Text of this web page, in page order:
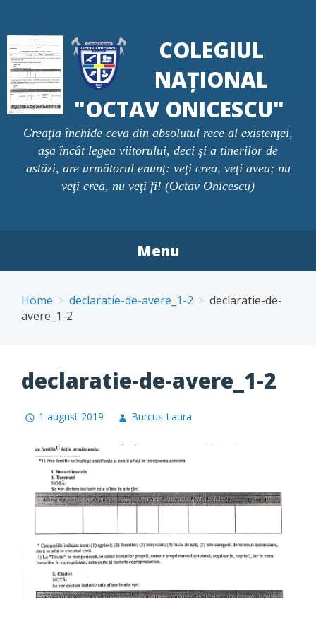
content
COLEGIUL
NAȚIONAL
"OCTAV ONICESCU"
Creaţia închide ceva din absolutul rece al existenţei,
aşa încât legea viitorului, deci şi a tinerilor de
astăzi, are următorul enunţ: veţi crea, veţi avea; nu
veţi crea, nu veţi fi! (Octav Onicescu)
Menu
Home declaratie-de-avere_1-2
declaratie-de-
avere_1-2
declaratie-de-avere_1-2
1 august 2019 Burcus Laura